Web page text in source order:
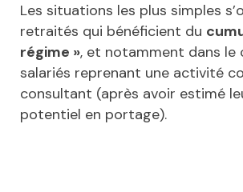
Les situations les plus simples
retraités qui bénéficient du
régime », et notamment dans le
salariés reprenant une activité
consultant (après avoir estimé
potentiel en portage).